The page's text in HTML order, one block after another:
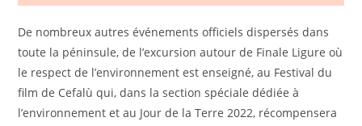
De nombreux autres événements officiels dispersés dans
toute la péninsule, de l’excursion autour de Finale Ligure où
le respect de l’environnement est enseigné, au Festival du
film de Cefalù qui, dans la section spéciale dédiée à
l’environnement et au Jour de la Terre 2022, récompensera